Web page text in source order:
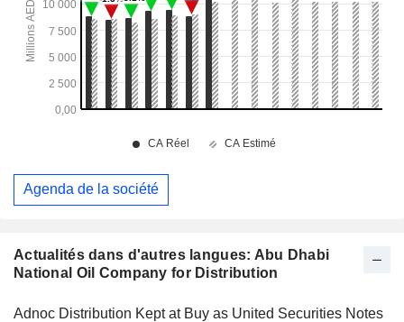
Actualités dans d'autres langues: Abu Dhabi
National Oil Company for Distribution
Adnoc Distribution Kept at Buy as United Securities Notes
Agenda de la société